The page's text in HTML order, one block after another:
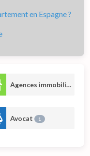
en Espagne ?
Agences immobilières
Avocat 1